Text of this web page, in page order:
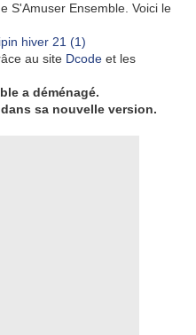
S'Amuser Ensemble. Voici le
au site Dcode et les
a déménagé.
dans sa nouvelle version.